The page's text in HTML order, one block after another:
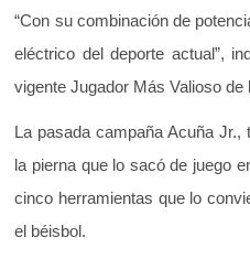
“Con su combinación de
eléctrico del deporte actual”,
vigente Jugador Más Valioso de
La pasada campaña Acuña
la pierna que lo sacó de juego
cinco herramientas que lo
el béisbol.